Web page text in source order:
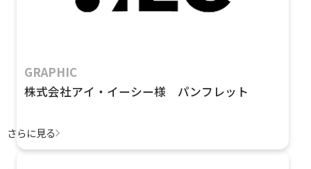
GRAPHIC
株式会社アイ・イーシー様 パンフレット
さらに見る